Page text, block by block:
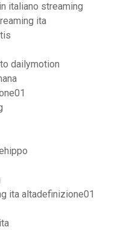
italiano streaming
ita
dailymotion
ita altadefinizione01